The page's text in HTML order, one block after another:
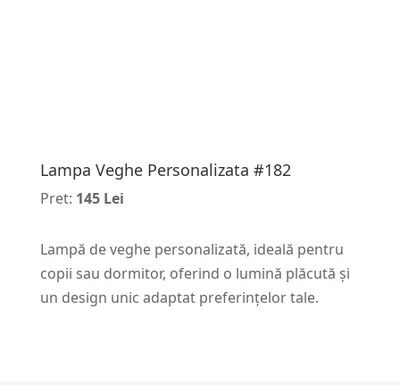
Lampa Veghe Personalizata #182
Pret: 145 Lei
Lampă de veghe personalizată, ideală pentru
copii sau dormitor, oferind o lumină plăcută și
un design unic adaptat preferințelor tale.